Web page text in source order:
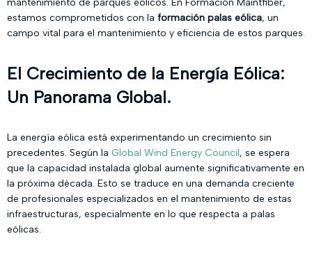
mantenimiento de parques eólicos. En Formación Maintfiber,
estamos comprometidos con la formación palas eólica, un
campo vital para el mantenimiento y eficiencia de estos parques.
El Crecimiento de la Energía Eólica:
Un Panorama Global.
La energía eólica está experimentando un crecimiento sin
precedentes. Según la Global Wind Energy Council, se espera
que la capacidad instalada global aumente significativamente en
la próxima década. Esto se traduce en una demanda creciente
de profesionales especializados en el mantenimiento de estas
infraestructuras, especialmente en lo que respecta a palas
eólicas.